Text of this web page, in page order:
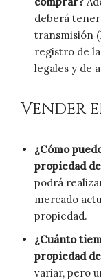
deberá
transmisión
registro de
legales y de
Vender
¿Cómo
propiedad
podrá
mercado
propiedad.
¿Cuánto
propiedad
variar, pero